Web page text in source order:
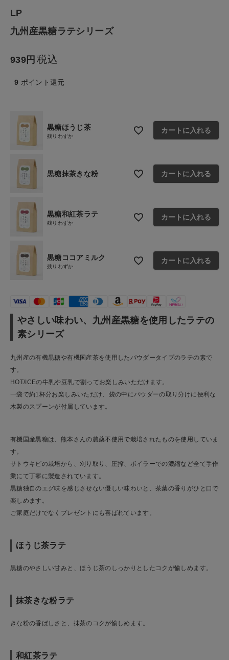
ギフト
ブランド
CONTENTS
お問い合わせ
LP
九州産黒糖ラテシリーズ
939 税込
9 ポイント還元
黒糖ほうじ茶
残りわずか
カートに入れる
黒糖抹茶きな粉 カートに入れる
黒糖和紅茶ラテ
残りわずか
カートに入れる
黒糖ココアミルク
残りわずか
カートに入れる
やさしい味わい、九州産黒糖を使用したラテの
素シリーズ
九州産の有機黒糖や有機国産茶を使用したパウダータイプのラテの素で
す。
HOT/ICEの牛乳や豆乳で割ってお楽しみいただけます。
一袋で約1杯分お楽しみいただけ、袋の中にパウダーの取り分けに便利な
木製のスプーンが付属しています。
有機国産黒糖は、熊本さんの農薬不使用で栽培されたものを使用していま
す。
サトウキビの栽培から、刈り取り、圧搾、ボイラーでの濃縮など全て手作
業にて丁寧に製造されています。
黒糖独自のエグ味を感じさせない優しい味わいと、茶葉の香りがひと口で
楽しめます。
ご家庭だけでなくプレゼントにも喜ばれています。
ほうじ茶ラテ
黒糖のやさしい甘みと、ほうじ茶のしっかりとしたコクが愉しめます。
抹茶きな粉ラテ
きな粉の香ばしさと、抹茶のコクが愉しめます。
和紅茶ラテ